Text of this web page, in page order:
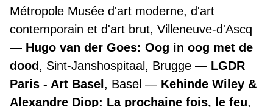
Métropole Musée d'art moderne, d'art
contemporain et d'art brut, Villeneuve-d'Ascq
Hugo van der Goes: Oog in oog met de
dood, Sint-Janshospitaal, Brugge
LGDR
Paris - Art Basel , Basel
Kehinde Wiley &
Alexandre Diop: La prochaine fois, le feu,